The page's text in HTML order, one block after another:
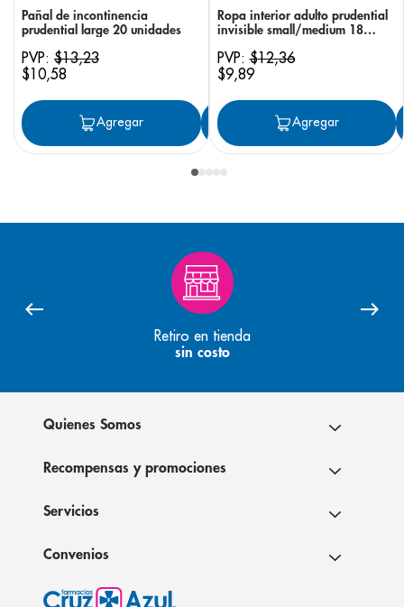
Pañal de incontinencia
prudential large 20 unidades
PVP: $13,23
$10,58
Agregar Agregar
Ropa interior adulto prudential
invisible small/medium 18
PVP:$12,36
$9,89
Agregar
Retiro en tienda
sin costo
Quienes Somos
Recompensas y promociones
Servicios
Convenios